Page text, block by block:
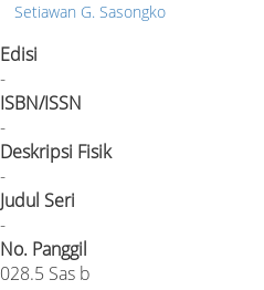
Setiawan G. Sasongko
Edisi
-
ISBN/ISSN
-
Deskripsi Fisik
-
Judul Seri
-
No. Panggil
028.5 Sas b